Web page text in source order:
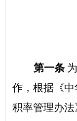
第一条
作，根据《
积率管理办